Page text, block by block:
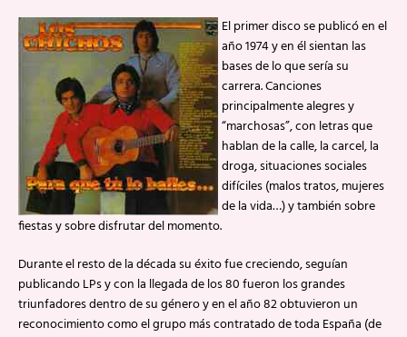
El primer disco se publicó en el
año 1974 y en él sientan las
bases de lo que sería su
carrera. Canciones
principalmente alegres y
“marchosas”, con letras que
hablan de la calle, la carcel, la
droga, situaciones sociales
difíciles (malos tratos, mujeres
de la vida…) y también sobre
fiestas y sobre disfrutar del momento.
Durante el resto de la década su éxito fue creciendo, seguían
publicando LPs y con la llegada de los 80 fueron los grandes
triunfadores dentro de su género y en el año 82 obtuvieron un
reconocimiento como el grupo más contratado de toda España (de